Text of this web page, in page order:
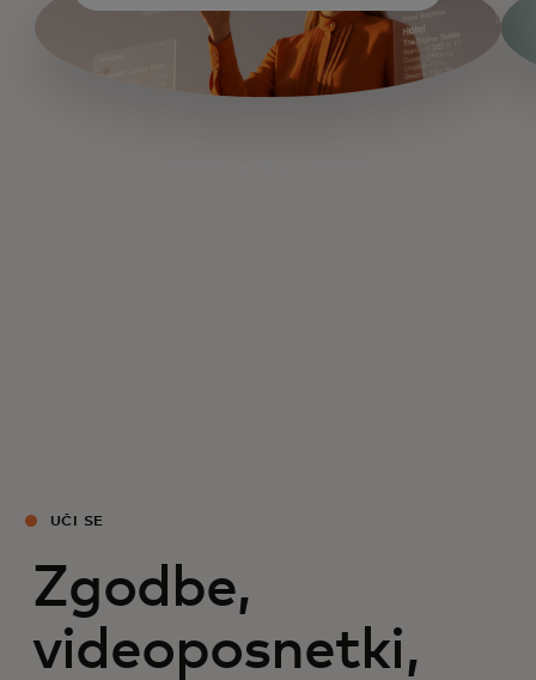
UČI SE
Zgodbe,
videoposnetki,